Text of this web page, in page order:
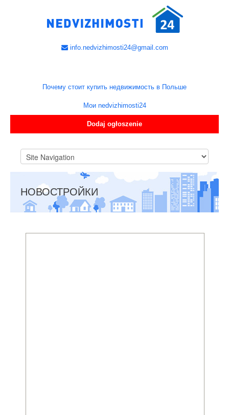
info.nedvizhimosti24@gmail.com
Почему стоит купить недвижимость в Польше
Мои nedvizhimosti24
Dodaj ogłoszenie
НОВОСТРОЙКИ